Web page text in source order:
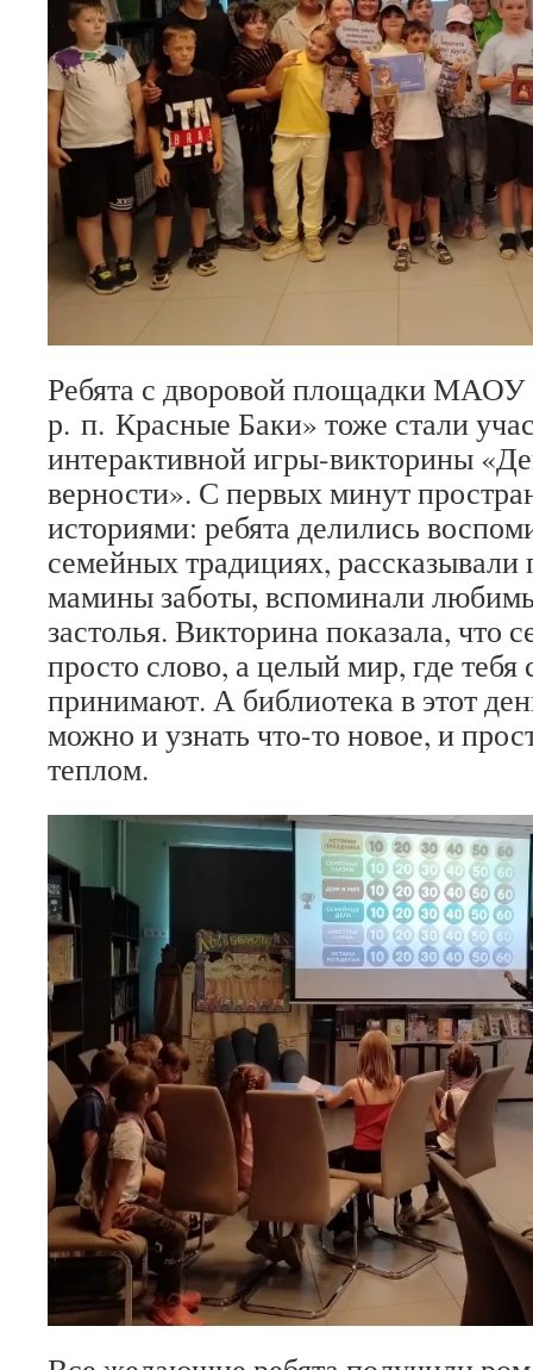
Ребята с дворовой площадки
р. п. Красные Баки» тоже стали
интерактивной игры-викторины
верности». С первых минут
историями: ребята делились
семейных традициях,
мамины заботы, вспоминали
застолья. Викторина показала, что
просто слово, а целый мир, где
принимают. А библиотека в этот
можно и узнать что-то новое, и
теплом.